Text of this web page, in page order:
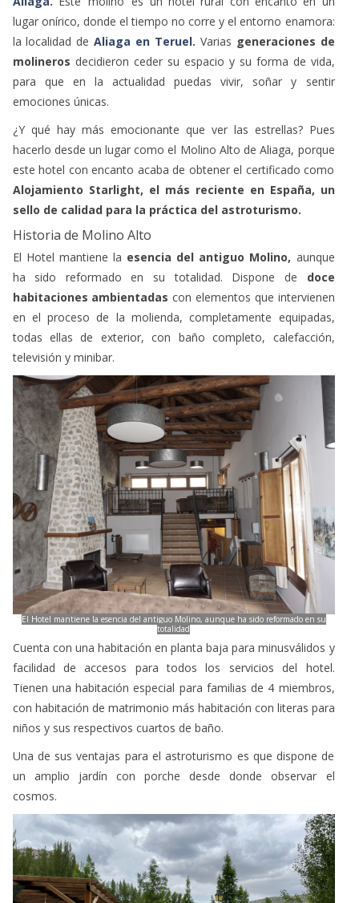
lugar onírico, donde el tiempo no corre y el entorno enamora:
la localidad de
Aliaga en Teruel. Varias
decidieron ceder su espacio y su forma de vida,
para que en la actualidad puedas vivir, soñar y sentir
emociones únicas.
hacerlo desde un lugar como el Molino Alto de Aliaga, porque
este hotel con encanto acaba de obtener el certificado como
sello de calidad para la práctica del astroturismo.
ha sido reformado en su totalidad. Dispone de
doce
con elementos que intervienen
en el proceso de la molienda, completamente equipadas,
todas ellas de exterior, con baño completo, calefacción,
El Hotel mantiene la esencia del antiguo Molino, aunque ha sido reformado en su
totalidad
Cuenta con una habitación en planta baja para minusválidos y
facilidad de accesos para todos los servicios del hotel.
Tienen una habitación especial para familias de 4 miembros,
con habitación de matrimonio más habitación con literas para
un amplio jardín con porche desde donde observar el
cosmos.